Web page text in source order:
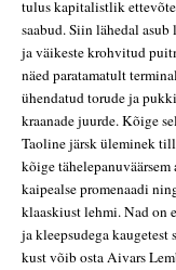
tulus kapitalistlik
saabud. Siin lähedal
ja väikeste krohvitud
näed paratamatult
ühendatud torude ja
kraanade juurde. Kõige
Taoline järsk üleminek
kõige
kaipealse promenaadi
klaaskiust lehmi. Nad on
ja kleepsudega
kust võib osta Aivars